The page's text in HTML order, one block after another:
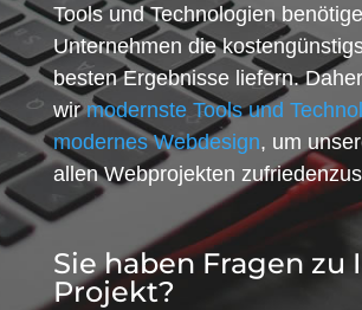
Tools und Technologien
Unternehmen die
besten Ergebnisse liefern.
wirmodernste Tools und
modernes Webdesign, um
allen Webprojekten
Sie haben Fragen zu
Projekt?